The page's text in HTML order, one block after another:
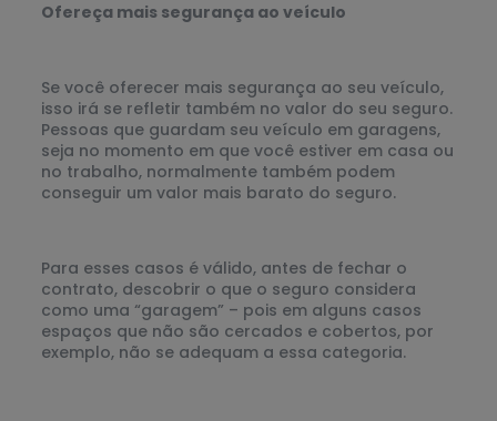
Ofereça mais segurança ao veículo
Se você oferecer mais segurança ao seu veículo,
isso irá se refletir também no valor do seu seguro.
Pessoas que guardam seu veículo em garagens,
seja no momento em que você estiver em casa ou
no trabalho, normalmente também podem
conseguir um valor mais barato do seguro.
Para esses casos é válido, antes de fechar o
contrato, descobrir o que o seguro considera
como uma “garagem” – pois em alguns casos
espaços que não são cercados e cobertos, por
exemplo, não se adequam a essa categoria.